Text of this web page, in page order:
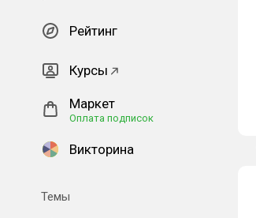
Рейтинг
Курсы
Маркет
Оплата подписок
Викторина
Темы